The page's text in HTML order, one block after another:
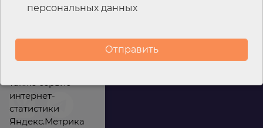
персональных данных
файлы cookies для
улучшения
также сервис
интернет-
статистики
Яндекс.Метрика